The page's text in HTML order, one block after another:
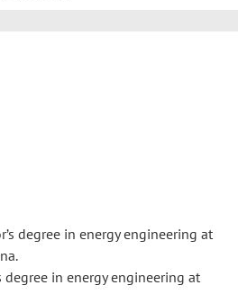
degree in energy engineering at
in energy engineering at